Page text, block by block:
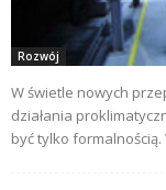
Rozwój
W świetle nowych
działania
być tylko